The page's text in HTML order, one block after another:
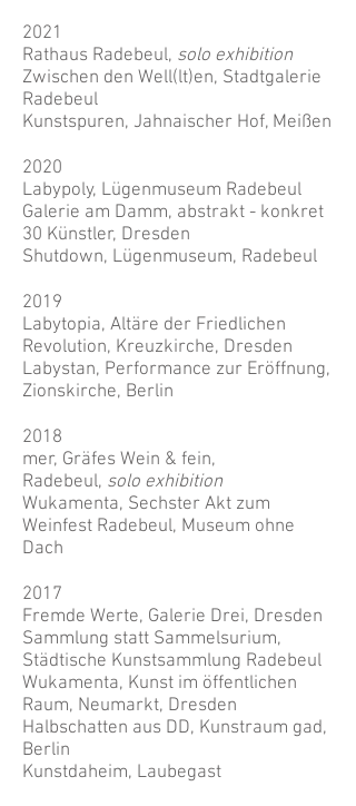
2021
Rathaus Radebeul, solo exhibition
Zwischen den Well(lt)en, Stadtgalerie
Radebeul
Kunstspuren, Jahnaischer Hof, Meißen
2020
Labypoly, Lügenmuseum Radebeul
Galerie am Damm, abstrakt - konkret
30 Künstler, Dresden
Shutdown, Lügenmuseum, Radebeul
2019
Labytopia, Altäre der Friedlichen
Revolution, Kreuzkirche, Dresden
Labystan, Performance zur Eröffnung,
Zionskirche, Berlin
2018
mer, Gräfes Wein & fein,
Radebeul, solo exhibition
Wukamenta, Sechster Akt zum
Weinfest Radebeul, Museum ohne
Dach
2017
Fremde Werte, Galerie Drei, Dresden
Sammlung statt Sammelsurium,
Städtische Kunstsammlung Radebeul
Wukamenta, Kunst im öffentlichen
Raum, Neumarkt, Dresden
Halbschatten aus DD, Kunstraum gad,
Berlin
Kunstdaheim, Laubegast